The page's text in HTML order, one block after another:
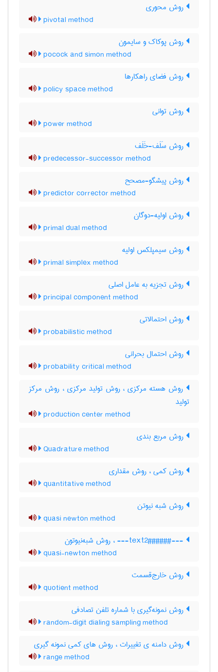
روش محوری
pivotal method
روش پوکاک و سایمون
pocock and simon method
روش فضای راهکارها
policy space method
روش توانی
power method
روش سَلَف-خَلَف
predecessor-successor method
روش پیشگو-مصحح
predictor corrector method
روش اولیه-دوگان
primal dual method
روش سیمپلکس اولیه
primal simplex method
روش تجزیه به عامل اصلی
principal component method
روش احتمالاتی
probabilistic method
روش احتمال بحرانی
probability critical method
روش هسته مرکزی ، روش تولید مرکزی ، روش مرکز
تولید
production center method
روش مربع بندی
Quadrature method
روش کمی ، روش مقداری
quantitative method
روش شبه نیوتن
quasi newton method
---###text2###--- ، روش شبه‌نیوتون
quasi-newton method
روش خارج‌قسمت
quotient method
روش نمونه‌گیری با شماره تلفن تصادفی
random-digit dialing sampling method
روش دامنه ی تغییرات ، روش های کمی نمونه گیری
range method